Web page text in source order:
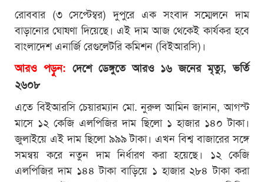
রোববার (৩ সেপ্টেম্বর) দুপুরে এক সংবাদ সম্মেলনে দাম
বাড়ানোর ঘোষণা দিয়েছে। এই দাম আজ থেকেই কার্যকর হবে
বাংলাদেশ এনার্জি রেগুলেটরি কমিশন (বিইআরসি)।
আরও পড়ুন: দেশে ডেঙ্গুতে আরও ১৬ জনের মৃত্যু, ভর্তি
২৬০৮
এতে বিইআরসি চেয়ারম্যান মো. নুরুল আমিন জানান, আগস্ট
মাসে ১২ কেজি এলপিজির দাম ছিলো ১ হাজার ১৪০ টাকা।
জুলাইয়ে এই দাম ছিলো ৯৯৯ টাকা। এখন বিশ্ব বাজারের সঙ্গে
সমন্বয় করে নতুন দাম নির্ধারণ করা হয়েছে। ১২ কেজি
এলপিজির দাম ১৪৪ টাকা বাড়িয়ে ১ হাজার ২৮৪ টাকা করা